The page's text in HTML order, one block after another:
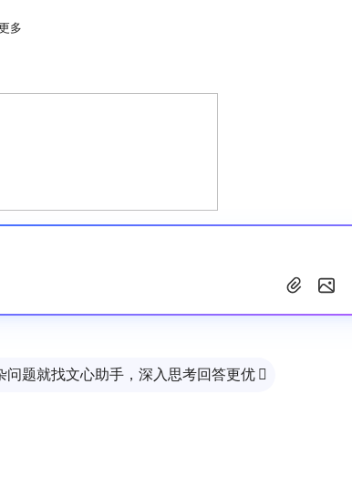
多
问题就找文心助手，深入思考回答更优 